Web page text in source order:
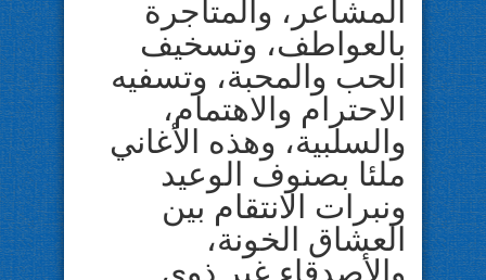
المشاعر، والمتاجرة
بالعواطف، وتسخيف
الحب والمحبة، وتسفيه
الاحترام والاهتمام،
والسلبية، وهذه الأغاني
ملئا بصنوف الوعيد
ونبرات الانتقام بين
العشاق الخونة،
والأصدقاء غير ذوي